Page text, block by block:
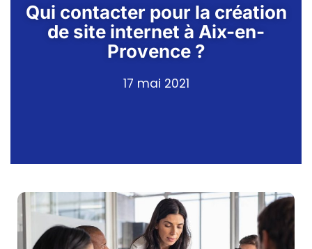
Qui contacter pour la création
de site internet à Aix-en-
Provence ?
17 mai 2021